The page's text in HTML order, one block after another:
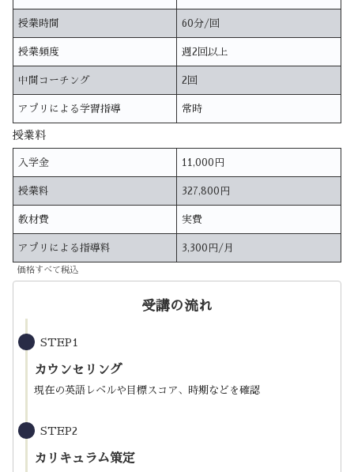
授業時間 60分/回
授業頻度 週2回以上
中間コーチング 2回
アプリによる学習指導 常時
授業料
入学金 11,000円
授業料 327,800円
教材費 実費
アプリによる指導料 3,300円/月
価格すべて税込
受講の流れ
STEP1
カウンセリング
現在の英語レベルや目標スコア、時期などを確認
STEP2
カリキュラム策定